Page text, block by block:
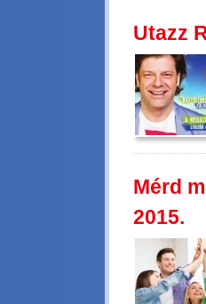
Utazz
Mérd
2015.